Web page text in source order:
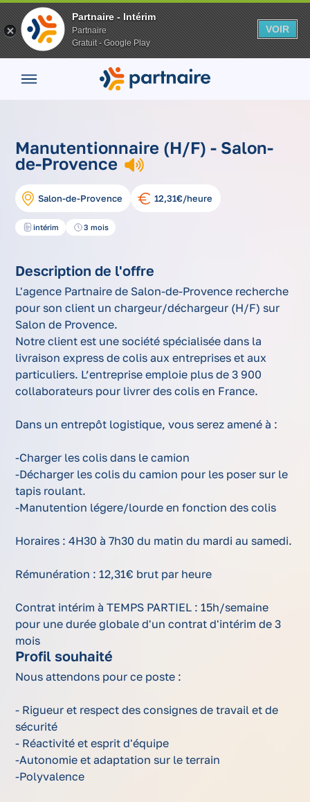
Partnaire - Intérim
Partnaire
Gratuit - Google Play
VOIR
Nos
Vos
avantages
Nos
conseils
Espace
entreprise
Mon
Accueiloffres
d'emplois
manutentionnaire
(h/f)
Manutentionnaire (H/F) - Salon-
de-Provence
Salon-de-Provence 12,31€/heure
intérim 3 mois
Description de l'offre
L'agence Partnaire de Salon-de-Provence recherche
pour son client un chargeur/déchargeur (H/F) sur
Salon de Provence.
Notre client est une société spécialisée dans la
livraison express de colis aux entreprises et aux
particuliers. L’entreprise emploie plus de 3 900
collaborateurs pour livrer des colis en France.
Dans un entrepôt logistique, vous serez amené à :
-Charger les colis dans le camion
-Décharger les colis du camion pour les poser sur le
tapis roulant.
-Manutention légere/lourde en fonction des colis
Horaires : 4H30 à 7h30 du matin du mardi au samedi.
Rémunération : 12,31€ brut par heure
Contrat intérim à TEMPS PARTIEL : 15h/semaine
pour une durée globale d'un contrat d'intérim de 3
mois
Profil souhaité
Nous attendons pour ce poste :
- Rigueur et respect des consignes de travail et de
sécurité
- Réactivité et esprit d'équipe
-Autonomie et adaptation sur le terrain
-Polyvalence